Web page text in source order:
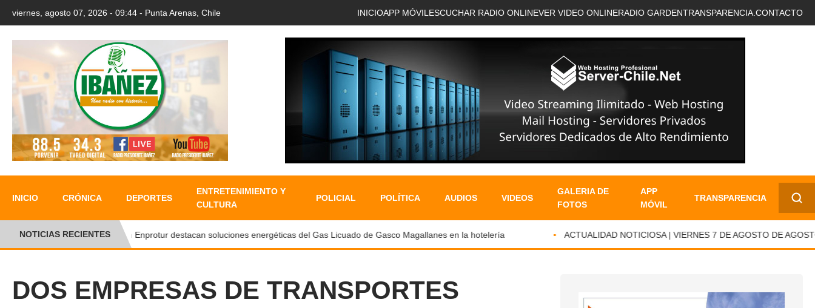
viernes, agosto 07, 2026 - 09:44 - Punta Arenas, Chile INICIOAPP MÓVIL ESCUCHAR RADIO ONLINEVER VIDEO ONLINERADIO GARDENTRANSPARENCIA. CONTACTO
INICIO CRÓNICA DEPORTES
ENTRETENIMIENTO Y
CULTURA
POLICIAL POLÍTICA AUDIOS VIDEOS
GALERIA DE
FOTOS
APP
MÓVIL
TRANSPARENCIA
✕
NOTICIAS RECIENTESEn Enprotur destacan soluciones energéticas del Gas Licuado de Gasco Magallanes en la hotelería ACTUALIDAD NOTICIOSA | VIERNES 7 DE AGOSTO DE AGOSTO
DOS EMPRESAS DE TRANSPORTES